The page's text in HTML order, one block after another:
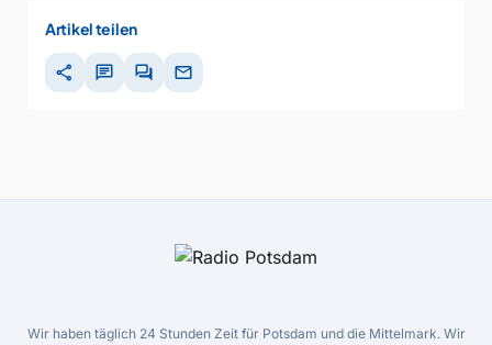
Artikel teilen
share chat forum mail
Wir haben täglich 24 Stunden Zeit für Potsdam und die Mittelmark. Wir